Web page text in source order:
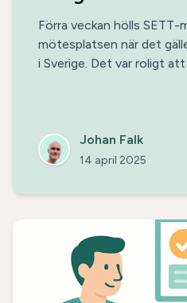
Förra veckan hölls SETT-
mötesplatsen när det
i Sverige. Det var roligt
som bonus får du även
viktigaste budskapen.
Johan Falk
14 april 2025